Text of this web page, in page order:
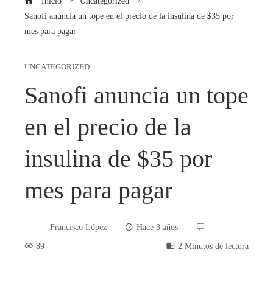
Sanofi anuncia un tope en el precio de la insulina de $35 por
mes para pagar
UNCATEGORIZED
Sanofi anuncia un tope
en el precio de la
insulina de $35 por
mes para pagar
Francisco López
Hace 3 años
89
2 Minutos de lectura